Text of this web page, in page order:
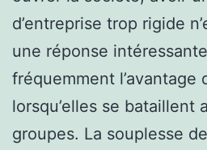
d’entreprise trop rigide
une réponse
fréquemment l’avantage
lorsqu’elles se bataillent
groupes. La souplesse